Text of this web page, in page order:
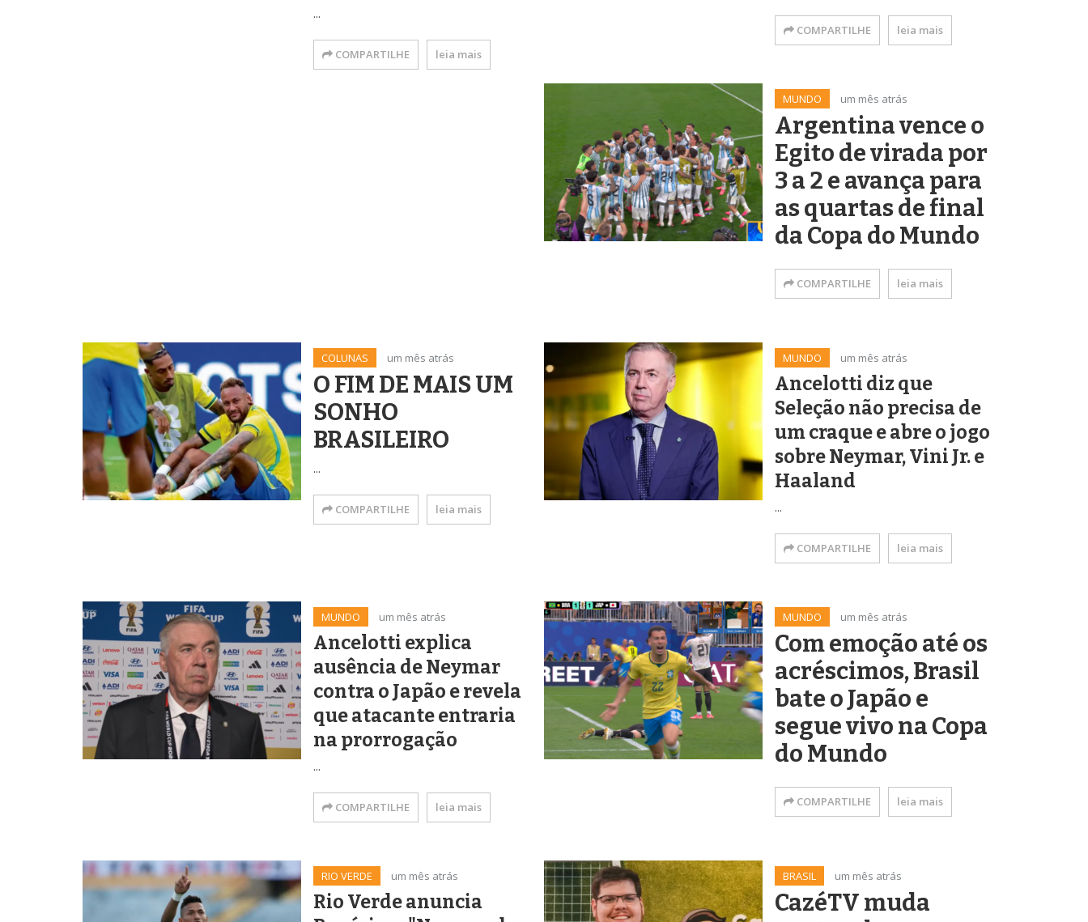
...
COMPARTILHE leia mais
COMPARTILHE leia mais
MUNDO um mês atrás
Argentina vence o
Egito de virada por
3 a 2 e avança para
as quartas de final
da Copa do Mundo
COMPARTILHE leia mais
COLUNAS um mês atrás
O FIM DE MAIS UM
SONHO
BRASILEIRO
...
COMPARTILHE leia mais
MUNDO um mês atrás
Ancelotti diz que
Seleção não precisa de
um craque e abre o jogo
sobre Neymar, Vini Jr. e
Haaland
...
COMPARTILHE leia mais
MUNDO um mês atrás
Ancelotti explica
ausência de Neymar
contra o Japão e revela
que atacante entraria
na prorrogação
...
COMPARTILHE leia mais
MUNDO um mês atrás
Com emoção até os
acréscimos, Brasil
bate o Japão e
segue vivo na Copa
do Mundo
COMPARTILHE leia mais
RIO VERDE um mês atrás
Rio Verde anuncia
BRASIL um mês atrás
CazéTV muda